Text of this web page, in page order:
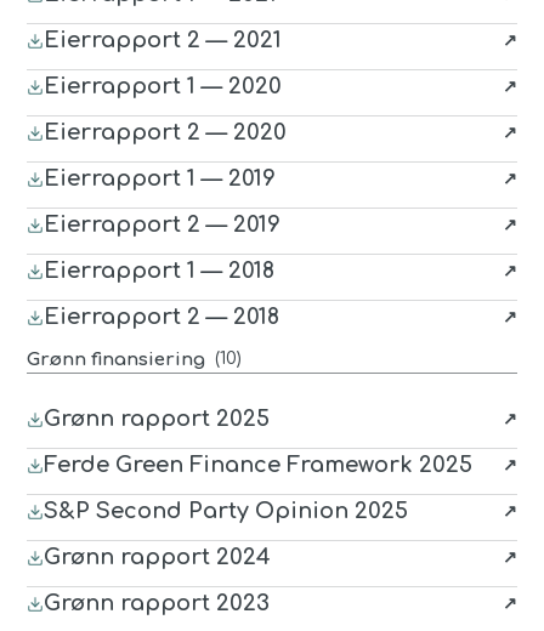
(last ned PDF , åpnes i nytt vindu)
Eierrapport 2 — 2021
(last ned PDF , åpnes i nytt vindu)
Eierrapport 1 — 2020
(last ned PDF , åpnes i nytt vindu)
Eierrapport 2 — 2020
(last ned PDF , åpnes i nytt vindu)
Eierrapport 1 — 2019
(last ned PDF , åpnes i nytt vindu)
Eierrapport 2 — 2019
(last ned PDF , åpnes i nytt vindu)
Eierrapport 1 — 2018
(last ned PDF , åpnes i nytt vindu)
Eierrapport 2 — 2018
(last ned PDF , åpnes i nytt vindu)
Grønn finansiering (10)
Grønn rapport 2025
(last ned PDF, åpnes i nytt vindu)
Ferde Green Finance Framework 2025
(last ned PDF , åpnes i nytt vindu)
S&P Second Party Opinion 2025
(last nedPDF , åpnes i nytt vindu)
Grønn rapport 2024
(last ned PDF, åpnes i nytt vindu)
Grønn rapport 2023
(last ned PDF, åpnes i nytt vindu)